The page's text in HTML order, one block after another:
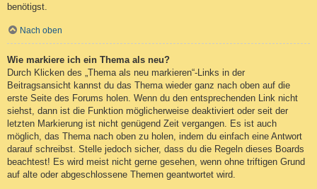
benötigst.
Nach oben
Wie markiere ich ein Thema als neu?
Durch Klicken des „Thema als neu markieren“-Links in der
Beitragsansicht kannst du das Thema wieder ganz nach oben auf die
erste Seite des Forums holen. Wenn du den entsprechenden Link nicht
siehst, dann ist die Funktion möglicherweise deaktiviert oder seit der
letzten Markierung ist nicht genügend Zeit vergangen. Es ist auch
möglich, das Thema nach oben zu holen, indem du einfach eine Antwort
darauf schreibst. Stelle jedoch sicher, dass du die Regeln dieses Boards
beachtest! Es wird meist nicht gerne gesehen, wenn ohne triftigen Grund
auf alte oder abgeschlossene Themen geantwortet wird.